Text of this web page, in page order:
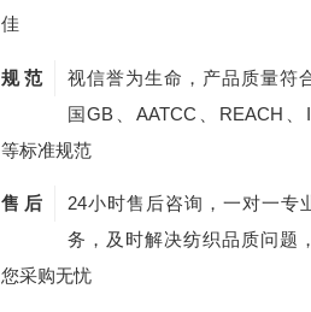
佳
规 范
视信誉为生命，产品质量符
国GB、AATCC、REACH、
等标准规范
售 后
24小时售后咨询，一对一专
务，及时解决纺织品质问题
您采购无忧